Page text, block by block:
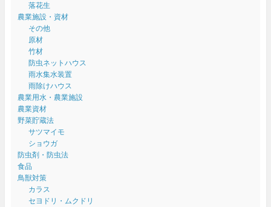
落花生
農業施設・資材
その他
原材
竹材
防虫ネットハウス
雨水集水装置
雨除けハウス
農業用水・農業施設
農業資材
野菜貯蔵法
サツマイモ
ショウガ
防虫剤・防虫法
食品
鳥獣対策
カラス
セヨドリ・ムクドリ